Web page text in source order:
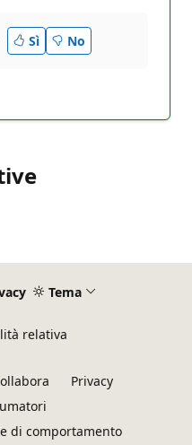
Sì No
Tema
relativa
Privacy
di comportamento